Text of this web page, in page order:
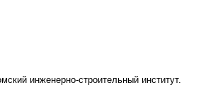
инженерно-строительный институт.